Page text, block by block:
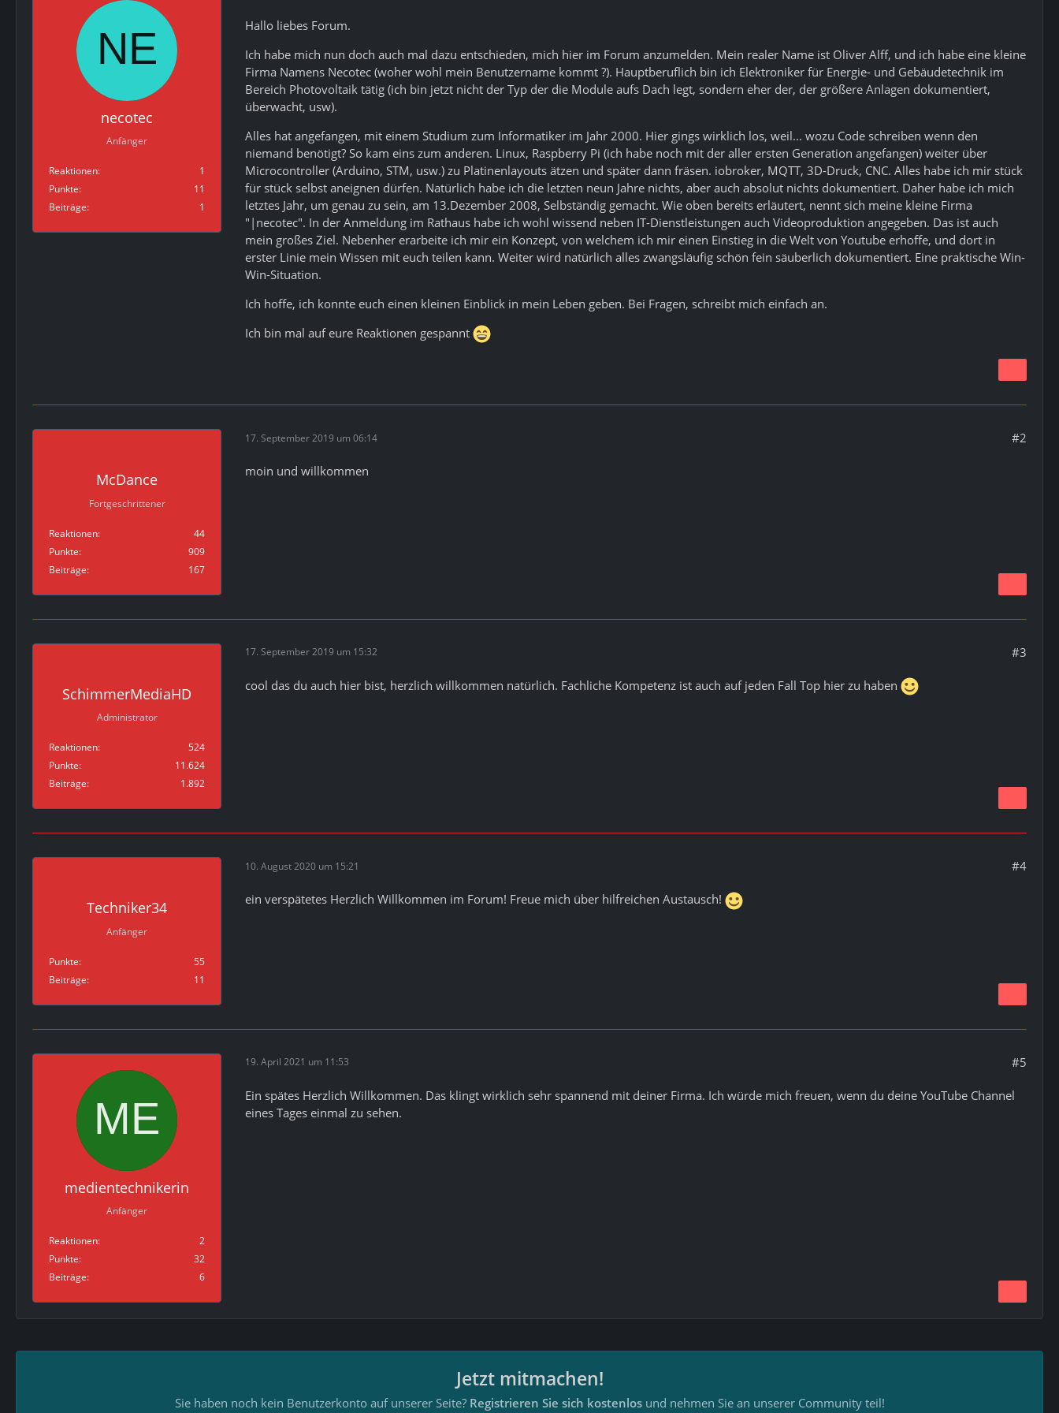
necotec
Anfänger
Reaktionen
1
Punkte
11
Beiträge
1
Hallo liebes Forum.
Ich habe mich nun doch auch mal dazu entschieden, mich hier im Forum anzumelden. Mein realer Name ist Oliver Alff, und ich habe eine kleine
Firma Namens Necotec (woher wohl mein Benutzername kommt ?). Hauptberuflich bin ich Elektroniker für Energie- und Gebäudetechnik im
Bereich Photovoltaik tätig (ich bin jetzt nicht der Typ der die Module aufs Dach legt, sondern eher der, der größere Anlagen dokumentiert,
überwacht, usw).
Alles hat angefangen, mit einem Studium zum Informatiker im Jahr 2000. Hier gings wirklich los, weil... wozu Code schreiben wenn den
niemand benötigt? So kam eins zum anderen. Linux, Raspberry Pi (ich habe noch mit der aller ersten Generation angefangen) weiter über
Microcontroller (Arduino, STM, usw.) zu Platinenlayouts ätzen und später dann fräsen. iobroker, MQTT, 3D-Druck, CNC. Alles habe ich mir stück
für stück selbst aneignen dürfen. Natürlich habe ich die letzten neun Jahre nichts, aber auch absolut nichts dokumentiert. Daher habe ich mich
letztes Jahr, um genau zu sein, am 13.Dezember 2008, Selbständig gemacht. Wie oben bereits erläutert, nennt sich meine kleine Firma
"|necotec". In der Anmeldung im Rathaus habe ich wohl wissend neben IT-Dienstleistungen auch Videoproduktion angegeben. Das ist auch
mein großes Ziel. Nebenher erarbeite ich mir ein Konzept, von welchem ich mir einen Einstieg in die Welt von Youtube erhoffe, und dort in
erster Linie mein Wissen mit euch teilen kann. Weiter wird natürlich alles zwangsläufig schön fein säuberlich dokumentiert. Eine praktische Win-
Win-Situation.
Ich hoffe, ich konnte euch einen kleinen Einblick in mein Leben geben. Bei Fragen, schreibt mich einfach an.
Ich bin mal auf eure Reaktionen gespannt
McDance
Fortgeschrittener
Reaktionen
44
Punkte
909
Beiträge
167
17. September 2019 um 06:14 #2
moin und willkommen
SchimmerMediaHD
Administrator
Reaktionen
524
Punkte
11.624
Beiträge
1.892
17. September 2019 um 15:32 #3
cool das du auch hier bist, herzlich willkommen natürlich. Fachliche Kompetenz ist auch auf jeden Fall Top hier zu haben
Techniker34
Anfänger
Punkte
55
Beiträge
11
10. August 2020 um 15:21 #4
ein verspätetes Herzlich Willkommen im Forum! Freue mich über hilfreichen Austausch!
medientechnikerin
Anfänger
Reaktionen
2
Punkte
32
Beiträge
6
19. April 2021 um 11:53 #5
Ein spätes Herzlich Willkommen. Das klingt wirklich sehr spannend mit deiner Firma. Ich würde mich freuen, wenn du deine YouTube Channel
eines Tages einmal zu sehen.
Jetzt mitmachen!
Sie haben noch kein Benutzerkonto auf unserer Seite? Registrieren Sie sich kostenlosund nehmen Sie an unserer Community teil!